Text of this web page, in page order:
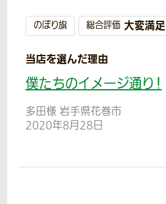
のぼり旗 総合評価 大変満足
当店を選んだ理由
僕たちのイメージ通り！
多田様 岩手県花巻市
2020年8月28日